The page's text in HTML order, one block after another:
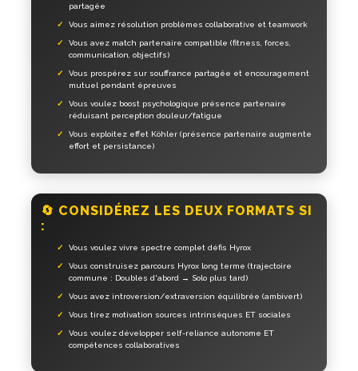
partagée
Vous aimez résolution problèmes collaborative et teamwork
Vous avez match partenaire compatible (fitness, forces,
communication, objectifs)
Vous prospérez sur souffrance partagée et encouragement
mutuel pendant épreuves
Vous voulez boost psychologique présence partenaire
réduisant perception douleur/fatigue
Vous exploitez effet Köhler (présence partenaire augmente
effort et persistance)
🔄 CONSIDÉREZ LES DEUX FORMATS SI
:
Vous voulez vivre spectre complet défis Hyrox
Vous construisez parcours Hyrox long terme (trajectoire
commune : Doubles d'abord → Solo plus tard)
Vous avez introversion/extraversion équilibrée (ambivert)
Vous tirez motivation sources intrinsèques ET sociales
Vous voulez développer self-reliance autonome ET
compétences collaboratives